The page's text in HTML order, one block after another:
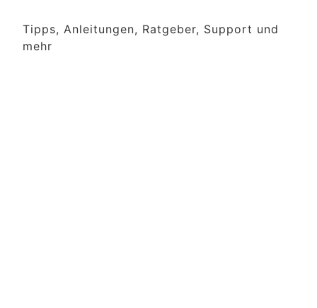
Tipps, Anleitungen, Ratgeber, Support und
mehr